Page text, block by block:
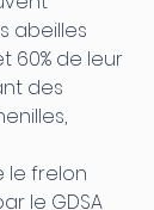
abeilles
60% de leur
des
le frelon
le GDSA